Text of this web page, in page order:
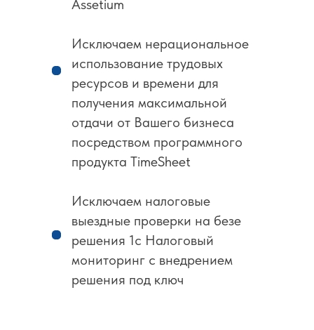
Assetium
Исключаем нерациональное
использование трудовых
ресурсов и времени для
получения максимальной
отдачи от Вашего бизнеса
посредством программного
продукта TimeSheet
Исключаем налоговые
выездные проверки на безе
решения 1с Налоговый
мониторинг с внедрением
решения под ключ